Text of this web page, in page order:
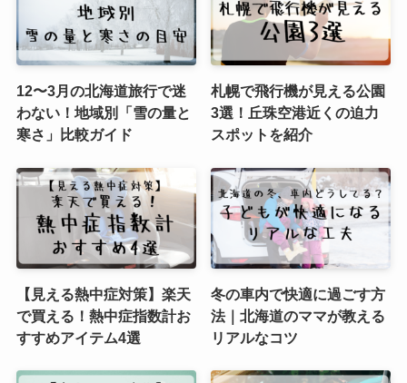
12〜3月の北海道旅行で迷
わない！地域別「雪の量と
寒さ」比較ガイド
札幌で飛行機が見える公園
3選！丘珠空港近くの迫力
スポットを紹介
【見える熱中症対策】楽天
で買える！熱中症指数計お
すすめアイテム4選
冬の車内で快適に過ごす方
法｜北海道のママが教える
リアルなコツ